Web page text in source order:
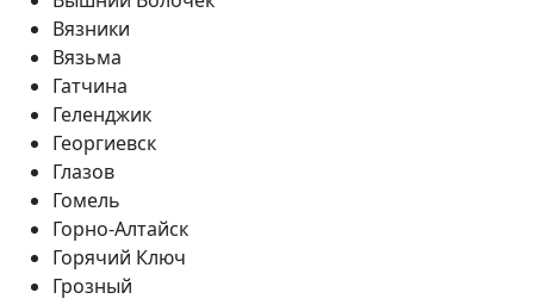
Вязники
Вязьма
Гатчина
Геленджик
Георгиевск
Глазов
Гомель
Горно-Алтайск
Горячий Ключ
Грозный